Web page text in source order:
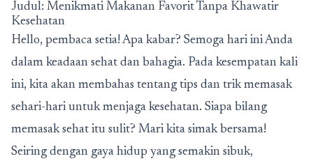
Judul: Menikmati Makanan Favorit Tanpa Khawatir
Kesehatan
Hello, pembaca setia! Apa kabar? Semoga hari ini Anda
dalam keadaan sehat dan bahagia. Pada kesempatan kali
ini, kita akan membahas tentang tips dan trik memasak
sehari-hari untuk menjaga kesehatan. Siapa bilang
memasak sehat itu sulit? Mari kita simak bersama!
Seiring dengan gaya hidup yang semakin sibuk,